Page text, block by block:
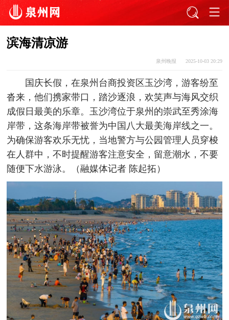
滨海清凉游
泉州晚报 2025-10-03 20:29
国庆长假，在泉州台商投资区玉沙湾，游客纷至
沓来，他们携家带口，踏沙逐浪，欢笑声与海风交织
成假日最美的乐章。玉沙湾位于泉州的崇武至秀涂海
岸带，这条海岸带被誉为中国八大最美海岸线之一。
为确保游客欢乐无忧，当地警方与公园管理人员穿梭
在人群中，不时提醒游客注意安全，留意潮水，不要
随便下水游泳。（融媒体记者 陈起拓）